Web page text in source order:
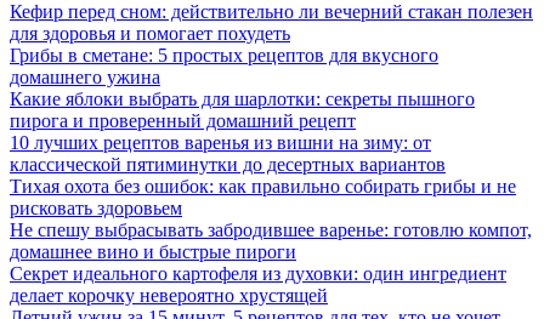
Кефир перед сном: действительно ли вечерний стакан полезен
для здоровья и помогает похудеть
Грибы в сметане: 5 простых рецептов для вкусного
домашнего ужина
Какие яблоки выбрать для шарлотки: секреты пышного
пирога и проверенный домашний рецепт
10 лучших рецептов варенья из вишни на зиму: от
классической пятиминутки до десертных вариантов
Тихая охота без ошибок: как правильно собирать грибы и не
рисковать здоровьем
Не спешу выбрасывать забродившее варенье: готовлю компот,
домашнее вино и быстрые пироги
Секрет идеального картофеля из духовки: один ингредиент
делает корочку невероятно хрустящей